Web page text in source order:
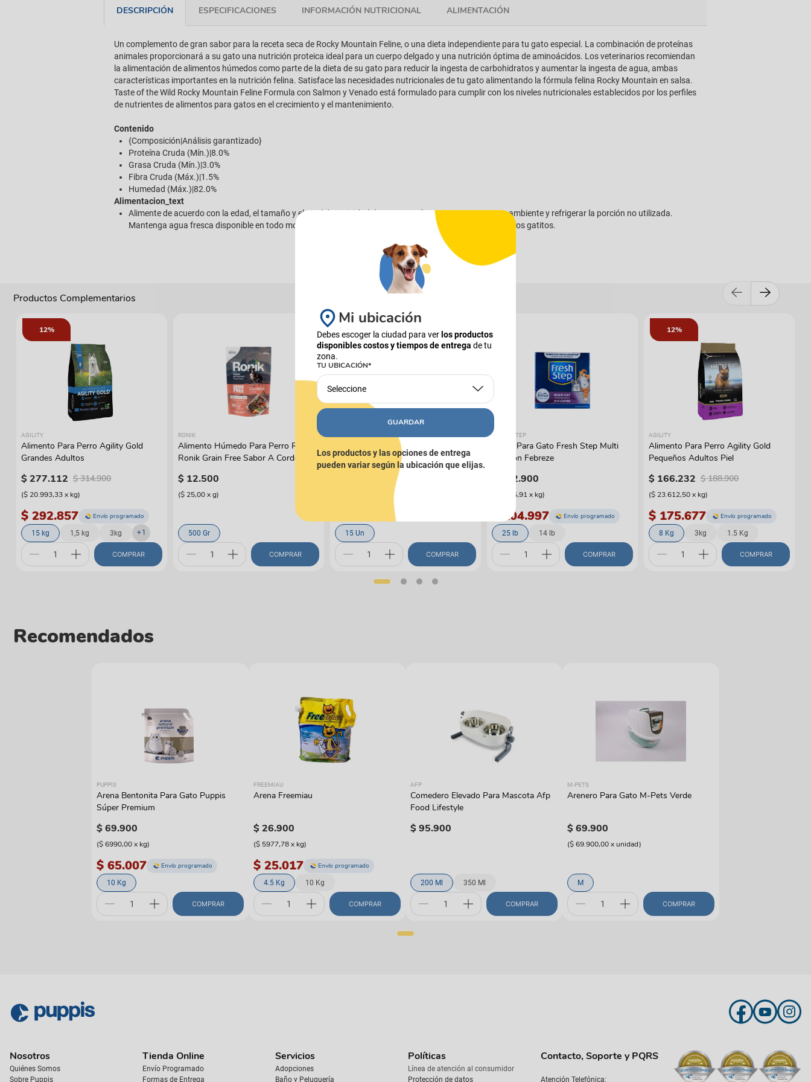
DESCRIPCIÓN ESPECIFICACIONES INFORMACIÓN NUTRICIONAL ALIMENTACIÓN
Un complemento de gran sabor para la receta seca de Rocky Mountain Feline, o una dieta independiente para tu gato especial. La combinación de proteínas
animales proporcionará a su gato una nutrición proteica ideal para un cuerpo delgado y una nutrición óptima de aminoácidos. Los veterinarios recomiendan
la alimentación de alimentos húmedos como parte de la dieta de su gato para reducir la ingesta de carbohidratos y aumentar la ingesta de agua, ambas
características importantes en la nutrición felina. Satisface las necesidades nutricionales de tu gato alimentando la fórmula felina Rocky Mountain en salsa.
Taste of the Wild Rocky Mountain Feline Formula con Salmon y Venado está formulado para cumplir con los niveles nutricionales establecidos por los perfiles
de nutrientes de alimentos para gatos en el crecimiento y el mantenimiento.
Contenido
{Composición|Análisis garantizado}
Proteína Cruda (Mín.)|8.0%
Grasa Cruda (Mín.)|3.0%
Fibra Cruda (Máx.)|1.5%
Humedad (Máx.)|82.0%
Alimentacion_text
Alimente de acuerdo con la edad, el tamaño y el nivel de actividad de su gato. Alimentar a temperatura ambiente y refrigerar la porción no utilizada.
Mantenga agua fresca disponible en todo momento. Alimenta hasta dos veces la cantidad de adultos a los gatitos.
Productos Complementarios
12%
AGILITY
Alimento Para Perro Agility Gold
Grandes Adultos
$277.112 $ 314.900
($ 20.993,33x kg)
$ 292.857 Envío programado
15 kg 1,5 kg 3kg +1
COMPRAR
RONIK
Alimento Húmedo Para Perro Reelds
Ronik Grain Free Sabor A Cordero
$ 12.500
($ 25,00xg)
500 Gr
COMPRAR
COMBOS
Combo Alimento Húmedo PIXIE
Carne de Res al Horno x15
193
15 Un
COMPRAR
FRESH STEP
Arena Para Gato Fresh Step Multi
Cat Con Febreze
112.900
$ 9955,91x kg)
$ 104.997 Envío programado
25 lb 14 lb
COMPRAR
12%
AGILITY
Alimento Para Perro Agility Gold
Pequeños Adultos Piel
$ 166.232 $ 188.900
($ 23.612,50x kg)
$ 175.677 Envío programado
8 Kg 3kg 1.5 Kg
COMPRAR
Recomendados
PUPPIS
Arena Bentonita Para Gato Puppis
Súper Premium
$69.900
($ 6990,00x kg)
$ 65.007 Envío programado
10 Kg
COMPRAR
FREEMIAU
Arena Freemiau
$26.900
($ 5977,78x kg)
$ 25.017 Envío programado
4.5 Kg 10 Kg
COMPRAR
AFP
Comedero Elevado Para Mascota Afp
Food Lifestyle
$95.900
200 Ml 350 Ml
COMPRAR
M-PETS
Arenero Para Gato M-Pets Verde
$69.900
($ 69.900,00xunidad)
M
COMPRAR
Nosotros
Quiénes Somos
Sobre Puppis
Tienda Online
Envío Programado
Formas de Entrega
Servicios
Adopciones
Baño y Peluquería
Políticas
Línea de atención al consumidor
Protección de datos
Contacto, Soporte y PQRS
Atención Telefónica:
Mi ubicación
Debes escoger la ciudad para verlos productos
disponibles costos y tiempos de entrega de tu
zona.
TU UBICACIÓN*
Seleccione
GUARDAR
Los productos y las opciones de entrega
pueden variar según la ubicación que elijas.